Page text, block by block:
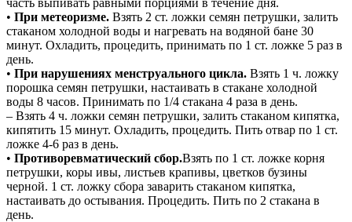
• При метеоризме. Взять 2 ст. ложки семян петрушки, залить
стаканом холодной воды и нагревать на водяной бане 30
минут. Охладить, процедить, принимать по 1 ст. ложке 5 раз в
день.
• При нарушениях менструального цикла. Взять 1 ч. ложку
порошка семян петрушки, настаивать в стакане холодной
воды 8 часов. Принимать по 1/4 стакана 4 раза в день.
– Взять 4 ч. ложки семян петрушки, залить стаканом кипятка,
кипятить 15 минут. Охладить, процедить. Пить отвар по 1 ст.
ложке 4-6 раз в день.
• Противоревматический сбор.Взять по 1 ст. ложке корня
петрушки, коры ивы, листьев крапивы, цветков бузины
черной. 1 ст. ложку сбора заварить стаканом кипятка,
настаивать до остывания. Процедить. Пить по 2 стакана в
день.